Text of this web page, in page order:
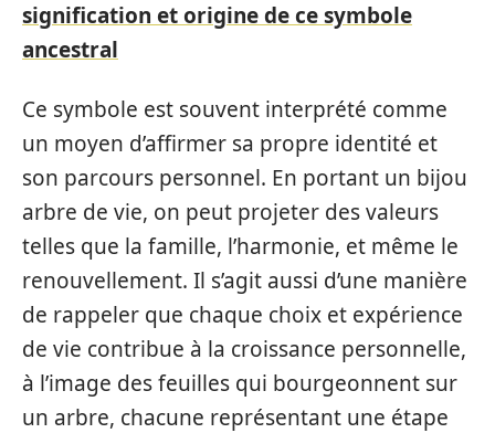
signification et origine de ce symbole
ancestral
Ce symbole est souvent interprété comme
un moyen d’affirmer sa propre identité et
son parcours personnel. En portant un bijou
arbre de vie, on peut projeter des valeurs
telles que la famille, l’harmonie, et même le
renouvellement. Il s’agit aussi d’une manière
de rappeler que chaque choix et expérience
de vie contribue à la croissance personnelle,
à l’image des feuilles qui bourgeonnent sur
un arbre, chacune représentant une étape